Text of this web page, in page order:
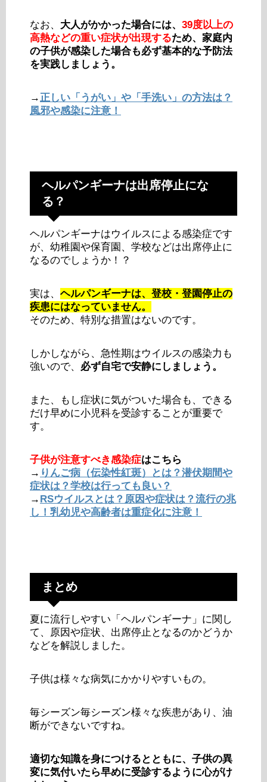
なお、 大人がかかった場合には、 39度以上の
高熱などの重い症状が出現するため、家庭内
の子供が感染した場合も必ず基本的な予防法
を実践しましょう。
→正しい「うがい」や「手洗い」の方法は？
風邪や感染に注意！
ヘルパンギーナは出席停止にな
る？
ヘルパンギーナはウイルスによる感染症です
が、幼稚園や保育園、学校などは出席停止に
なるのでしょうか！？
実は、 ヘルパンギーナは、登校・登園停止の
疾患にはなっていません。
そのため、特別な措置はないのです。
しかしながら、急性期はウイルスの感染力も
強いので、 必ず自宅で安静にしましょう。
また、もし症状に気がついた場合も、できる
だけ早めに小児科を受診することが重要で
す。
子供が注意すべき感染症はこちら
→ りんご病（伝染性紅斑）とは？潜伏期間や
症状は？学校は行っても良い？
→ RSウイルスとは？原因や症状は？流行の兆
し！乳幼児や高齢者は重症化に注意！
まとめ
夏に流行しやすい「ヘルパンギーナ」に関し
て、原因や症状、出席停止となるのかどうか
などを解説しました。
子供は様々な病気にかかりやすいもの。
毎シーズン毎シーズン様々な疾患があり、油
断ができないですね。
適切な知識を身につけるとともに、子供の異
変に気付いたら早めに受診するように心がけ